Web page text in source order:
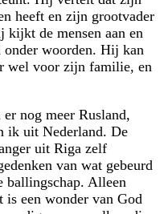
heeft en zijn grootvader
de mensen aan en
onder woorden. Hij kan
wel voor zijn familie, en
nog meer Rusland,
ik uit Nederland. De
uit Riga zelf
van wat gebeurd
ballingschap. Alleen
is een wonder van God